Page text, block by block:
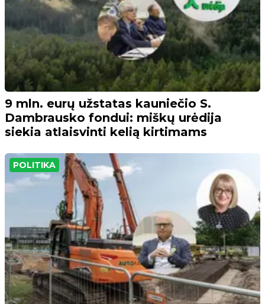
9 mln. eurų užstatas kauniečio S.
Dambrausko fondui: miškų urėdija
siekia atlaisvinti kelią kirtimams
POLITIKA